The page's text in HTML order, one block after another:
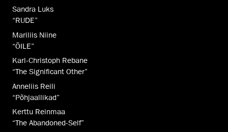
Sandra Luks
“RUDE”
Mariliis Niine
“ÕILE”
Karl-Christoph Rebane
“The Significant Other”
Anneliis Reili
“Põhjaallikad”
Kerttu Reinmaa
“The Abandoned-Self”